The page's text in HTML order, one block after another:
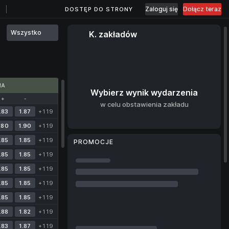
DOSTĘP DO STRONY Zaloguj się Dołącz teraz
Wszystko
+ -
1.87
+119
1.90
+119
1.85
+119
1.85
+119
1.85
+119
1.85
+119
1.85
+119
1.82
+119
1.87
+119
K. zakładów
Wybierz wynik wydarzenia
w celu obstawienia zakładu
PROMOCJE